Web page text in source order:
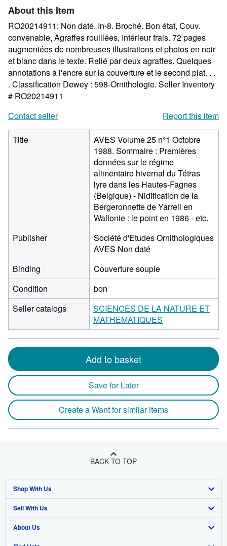
About this Item
RO20214911: Non daté. In-8. Broché. Bon état, Couv.
convenable, Agraffes rouillées, Intérieur frais. 72 pages
augmentées de nombreuses illustrations et photos en noir
et blanc dans le texte. Relié par deux agraffes. Quelques
annotations à l'encre sur la couverture et le second plat. . .
. Classification Dewey : 598-Ornithologie. Seller Inventory
# RO20214911
Contact seller
Report this item
Title
AVES Volume 25 n°1 Octobre
1988. Sommaire : Premières
données sur le régime
alimentaire hivernal du Tétras
lyre dans les Hautes-Fagnes
(Belgique) - Nidification de la
Bergeronnette de Yarrell en
Wallonie : le point en 1986 - etc.
Publisher
Société d'Etudes Ornithologiques
AVES Non daté
Binding
Couverture souple
Condition
bon
Seller catalogs
SCIENCES DE LA NATURE ET
MATHEMATIQUES
Add to basket
Save for Later
Create a Want for similar items
BACK TO TOP
Shop With Us
Advanced Search
Browse Collections
Sell With Us
Start Selling
About Us